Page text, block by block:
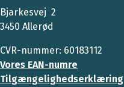
Bjarkesvej 2
3450 Allerød
CVR-nummer: 60183112
Vores EAN-numre
Tilgængelighedserklæring